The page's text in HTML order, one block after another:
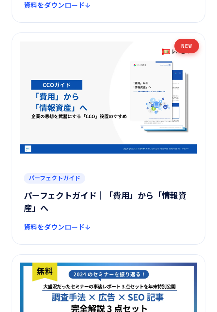
資料をダウンロード
NEW
パーフェクトガイド
パーフェクトガイド｜「費用」から「情報資
産」へ
資料をダウンロード